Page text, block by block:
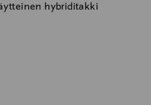
hybriditakki